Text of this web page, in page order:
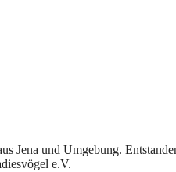
Jena und Umgebung.
e.V.